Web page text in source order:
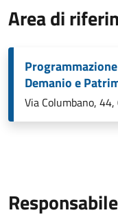
Area di
Demanio e
Via Columbano,
Responsabile